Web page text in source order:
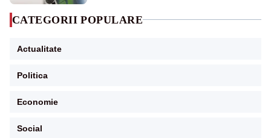
CATEGORII POPULARE
Actualitate
Politica
Economie
Social